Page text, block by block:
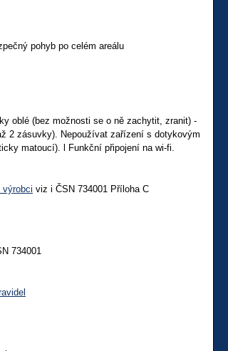
pohyb po celém areálu
oblé (bez možnosti se o ně zachytit, zranit) -
2 zásuvky). Nepoužívat zařízení s dotykovým
matoucí). l Funkční připojení na wi-fi.
výrobci viz i ČSN 734001 Příloha C
734001